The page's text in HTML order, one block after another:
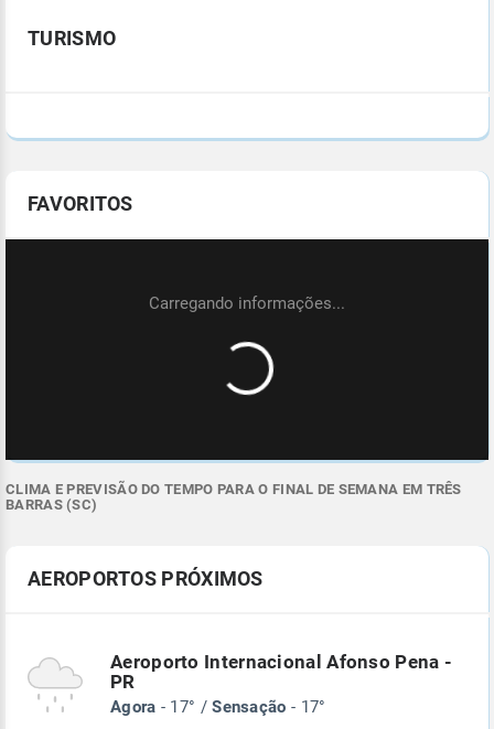
TURISMO
FAVORITOS
CLIMA E PREVISÃO DO TEMPO PARA O FINAL DE SEMANA EM TRÊS
BARRAS (SC)
AEROPORTOS PRÓXIMOS
Aeroporto Internacional Afonso Pena -
PR
Agora - 17° /Sensação - 17°